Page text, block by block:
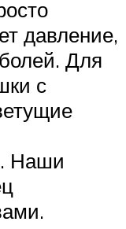
давление,
Для
с
Наши